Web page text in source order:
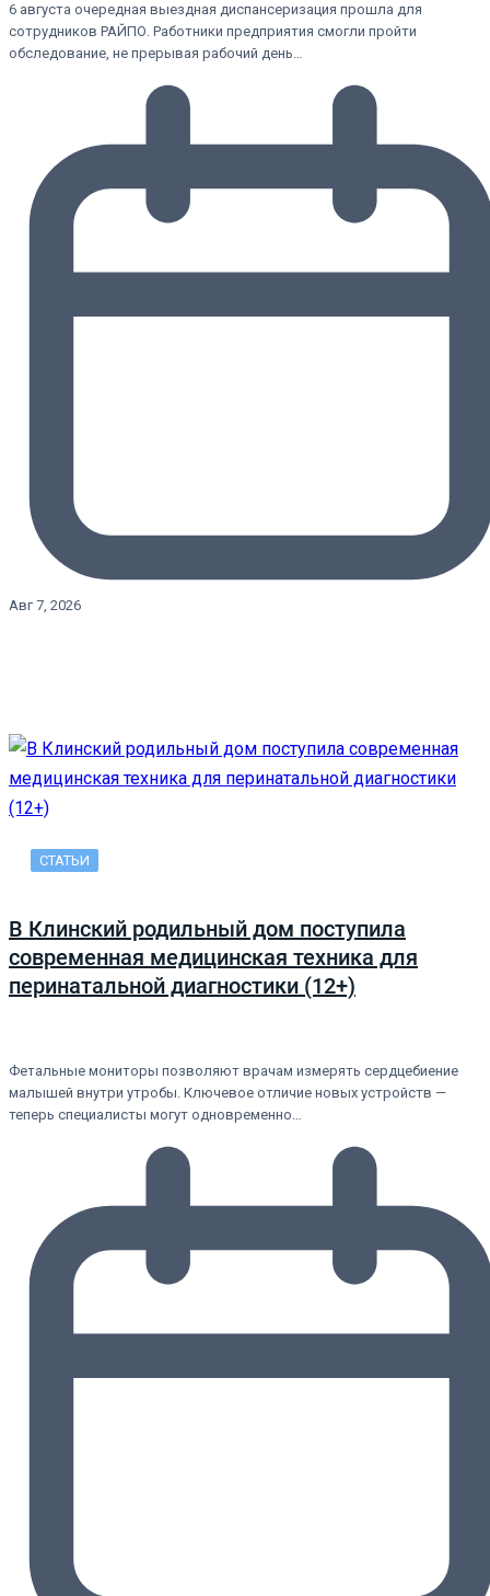
6 августа очередная выездная диспансеризация прошла для
сотрудников РАЙПО. Работники предприятия смогли пройти
обследование, не прерывая рабочий день…
Авг 7, 2026
СТАТЬИ
В Клинский родильный дом поступила
современная медицинская техника для
перинатальной диагностики (12+)
Фетальные мониторы позволяют врачам измерять сердцебиение
малышей внутри утробы. Ключевое отличие новых устройств —
теперь специалисты могут одновременно…